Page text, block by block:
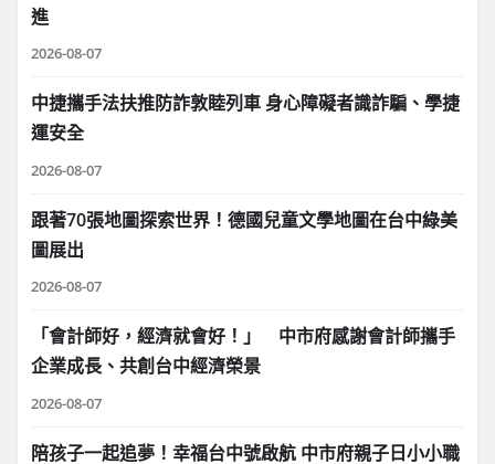
進
2026-08-07
中捷攜手法扶推防詐敦睦列車 身心障礙者識詐騙、學捷
運安全
2026-08-07
跟著70張地圖探索世界！德國兒童文學地圖在台中綠美
圖展出
2026-08-07
「會計師好，經濟就會好！」 中市府感謝會計師攜手
企業成長、共創台中經濟榮景
2026-08-07
陪孩子一起追夢！幸福台中號啟航 中市府親子日小小職